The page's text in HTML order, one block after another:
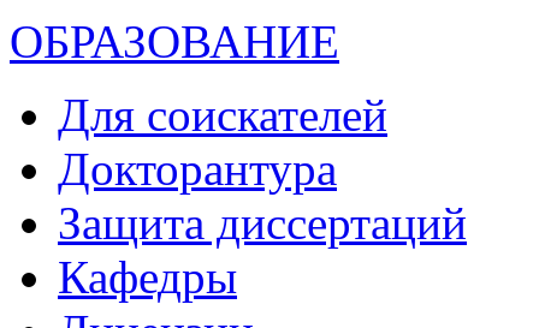
ОБРАЗОВАНИЕ
Для соискателей
Докторантура
Защита диссертаций
Кафедры